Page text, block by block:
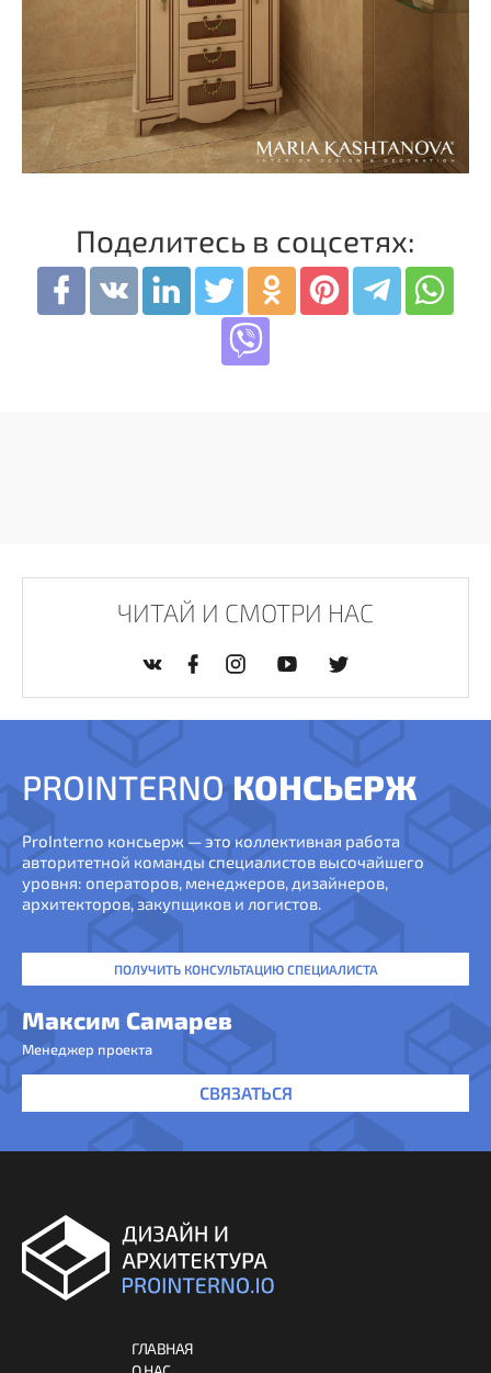
Поделитесь в соцсетях:
ЧИТАЙ И СМОТРИ НАС
PROINTERNO КОНСЬЕРЖ
ProInterno консьерж — это коллективная работа
авторитетной команды специалистов высочайшего
уровня: операторов, менеджеров, дизайнеров,
архитекторов, закупщиков и логистов.
ПОЛУЧИТЬ КОНСУЛЬТАЦИЮ СПЕЦИАЛИСТА
Максим Самарев
Менеджер проекта
СВЯЗАТЬСЯ
ГЛАВНАЯ